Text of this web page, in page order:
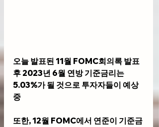
오늘 발표된 11월 FOMC회의록 발표
후 2023년 6월 연방 기준금리는
5.03%가 될 것으로 투자자들이 예상
중
또한, 12월 FOMC에서 연준이 기준금